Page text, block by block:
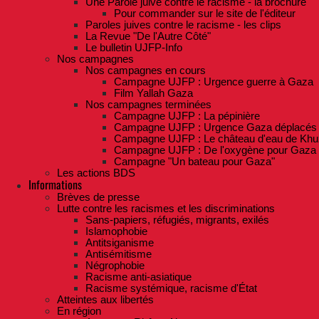
Pour commander sur le site de l'éditeur
Paroles juives contre le racisme - les clips
La Revue "De l'Autre Côté"
Le bulletin UJFP-Info
Nos campagnes
Nos campagnes en cours
Campagne UJFP : Urgence guerre à Gaza
Film Yallah Gaza
Nos campagnes terminées
Campagne UJFP : La pépinière
Campagne UJFP : Urgence Gaza déplacés
Campagne UJFP : Le château d'eau de
Campagne UJFP : De l'oxygène pour Gaza
Campagne "Un bateau pour Gaza"
Les actions BDS
Informations
Brèves de presse
Lutte contre les racismes et les discriminations
Sans-papiers, réfugiés, migrants, exilés
Islamophobie
Antitsiganisme
Antisémitisme
Négrophobie
Racisme anti-asiatique
Racisme systémique, racisme d'État
Atteintes aux libertés
En région